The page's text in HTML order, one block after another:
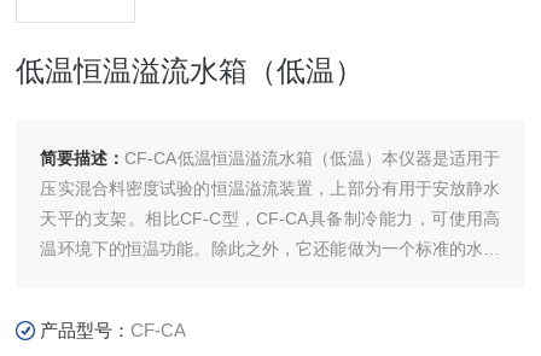
低温恒温溢流水箱（低温）
简要描述：CF-CA低温恒温溢流水箱（低温）本仪器是适用于
压实混合料密度试验的恒温溢流装置，上部分有用于安放静水
天平的支架。相比CF-C型，CF-CA具备制冷能力，可使用高
温环境下的恒温功能。除此之外，它还能做为一个标准的水浴
产品型号：CF-CA